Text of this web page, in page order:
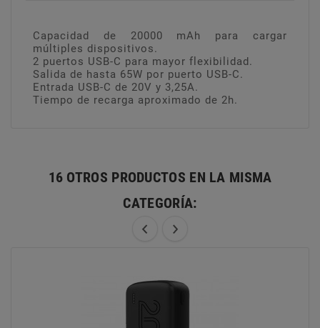
Capacidad de 20000 mAh para cargar
múltiples dispositivos.
2 puertos USB-C para mayor flexibilidad.
Salida de hasta 65W por puerto USB-C.
Entrada USB-C de 20V y 3,25A.
Tiempo de recarga aproximado de 2h.
16 OTROS PRODUCTOS EN LA MISMA
CATEGORÍA: